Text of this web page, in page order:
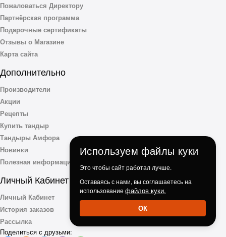
Пожаловаться Директору
Партнёрская программа
Подарочные сертификаты
Отзывы о Магазине
Карта сайта
Дополнительно
Производители
Акции
Рецепты
Купить тандыр
Тандыры Амфора
Новинки
Полезная информация
Личный Кабинет
Личный Кабинет
История заказов
Рассылка
Поделиться с друзьми:
Используем файлы куки
Это чтобы сайт работал лучше.
Оставаясь с нами, вы соглашаетесь на
использование файлов куки.
ОК